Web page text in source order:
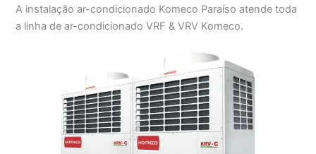
A instalação ar-condicionado Komeco Paraíso atende toda
a linha de ar-condicionado VRF & VRV Komeco.